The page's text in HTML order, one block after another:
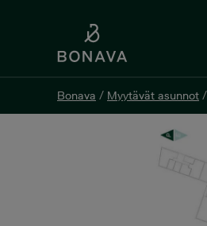
Bonava / Myytävät asunnot /
Bonava / Myytävät asunnot /
Tuulikello 2
Tuuliniitty 7 C 52, 02100